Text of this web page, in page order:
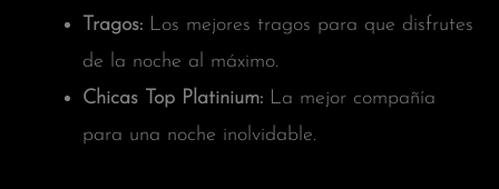
Tragos: Los mejores tragos para que disfrutes
de la noche al máximo.
Chicas Top Platinium: La mejor compañía
para una noche inolvidable.